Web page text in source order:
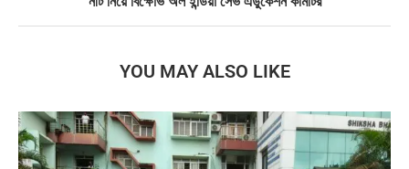
YOU MAY ALSO LIKE